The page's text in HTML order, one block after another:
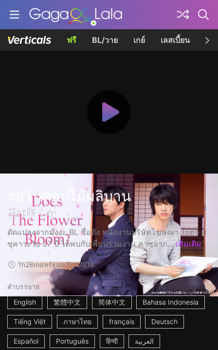
ฟรี BL/วาย เกย์ เลสเบี้ยน เค
รอวันดอกไม้ผลิบาน
花は咲くか
ดัดแปลงจากมังงะ BL ชื่อดัง พนักงานบริษัทโฆษณา โยอิจิ มิ
ซุคาวะวัย 37 ปี ได้พบกับเพื่อนร่วมงาน คาซุอาก... เพิ่มเติม
1h28mสหรัฐอเมริกา2018
คำบรรยาย
English
繁體中文 简体中文 Bahasa Indonesia
Tiếng Việt ภาษาไทย français Deutsch
Español Português हिन्दी العربية